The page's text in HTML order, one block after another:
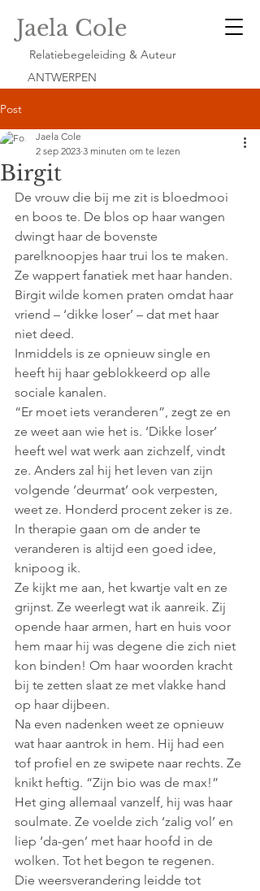
Jaela Cole
Relatiebegeleiding & Auteur
ANTWERPEN
Post
Birgit
Jaela Cole
2 sep 2023 3 minuten om te lezen
De vrouw die bij me zit is bloedmooi
en boos te. De blos op haar wangen
dwingt haar de bovenste
parelknoopjes haar trui los te maken.
Ze wappert fanatiek met haar handen.
Birgit wilde komen praten omdat haar
vriend – ‘dikke loser’ – dat met haar
niet deed.
Inmiddels is ze opnieuw single en
heeft hij haar geblokkeerd op alle
sociale kanalen.
“Er moet iets veranderen”, zegt ze en
ze weet aan wie het is. ‘Dikke loser’
heeft wel wat werk aan zichzelf, vindt
ze. Anders zal hij het leven van zijn
volgende ‘deurmat’ ook verpesten,
weet ze. Honderd procent zeker is ze.
In therapie gaan om de ander te
veranderen is altijd een goed idee,
knipoog ik.
Ze kijkt me aan, het kwartje valt en ze
grijnst. Ze weerlegt wat ik aanreik. Zij
opende haar armen, hart en huis voor
hem maar hij was degene die zich niet
kon binden! Om haar woorden kracht
bij te zetten slaat ze met vlakke hand
op haar dijbeen.
Na even nadenken weet ze opnieuw
wat haar aantrok in hem. Hij had een
tof profiel en ze swipete naar rechts. Ze
knikt heftig. “Zijn bio was de max!”
Het ging allemaal vanzelf, hij was haar
soulmate. Ze voelde zich ‘zalig vol’ en
liep ‘da-gen’ met haar hoofd in de
wolken. Tot het begon te regenen.
Die weersverandering leidde tot